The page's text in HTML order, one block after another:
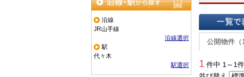
沿線・駅から探す
沿線
JR山手線
沿線選択
駅
代々木
駅選択
一覧で表示
公開物件（1
1 件中 1～1